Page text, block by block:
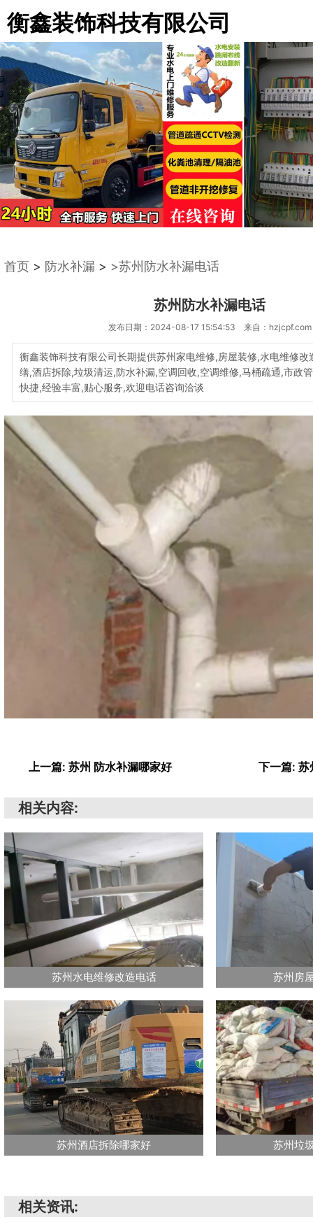
衡鑫装饰科技有限公司
首页 > 防水补漏 > >苏州防水补漏电话
苏州防水补漏电话
发布日期：2024-08-17 15:54:53 来自：hzjcpf.com
衡鑫装饰科技有限公司长期提供苏州家电维修,房屋装修,水电维修改
缮,酒店拆除,垃圾清运,防水补漏,空调回收,空调维修,马桶疏通,市政
快捷,经验丰富,贴心服务,欢迎电话咨询洽谈
上一篇: 苏州 防水补漏哪家好 下一篇: 苏
相关内容:
苏州水电维修改造电话 苏州房
苏州酒店拆除哪家好 苏州垃
相关资讯: